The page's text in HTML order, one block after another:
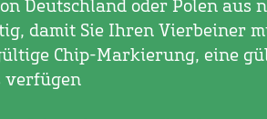
Deutschland oder Polen aus
damit Sie Ihren Vierbeiner
Chip-Markierung, eine
verfügen